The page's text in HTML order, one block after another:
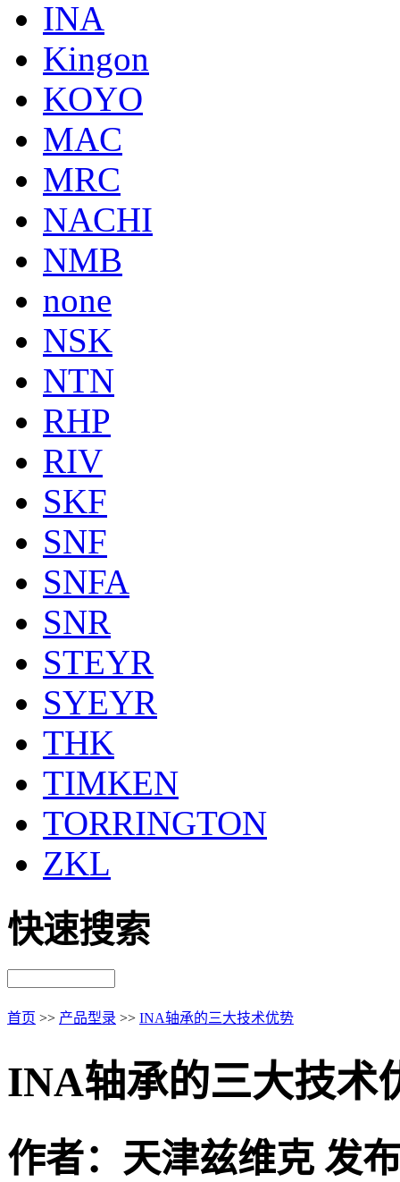
INA
Kingon
KOYO
MAC
MRC
NACHI
NMB
none
NSK
NTN
RHP
RIV
SKF
SNF
SNFA
SNR
STEYR
SYEYR
THK
TIMKEN
TORRINGTON
ZKL
快速搜索
首页 >> 产品型录 >> INA轴承的三大技术优势
INA轴承的三大技术
作者：天津兹维克 发